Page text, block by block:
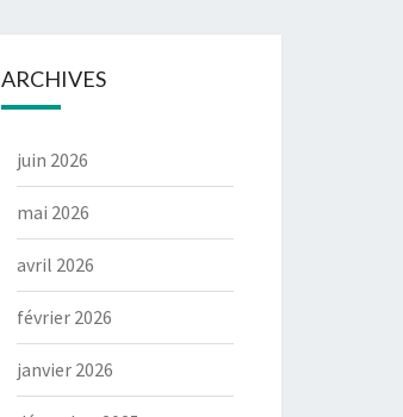
ARCHIVES
juin 2026
mai 2026
avril 2026
février 2026
janvier 2026